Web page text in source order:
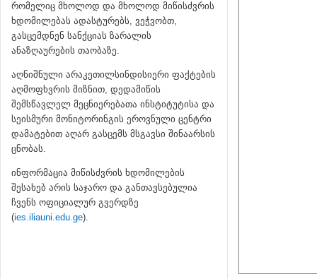
რომელიც მხოლოდ და მხოლოდ მიწისძვრის
ხდომილებას ადასტურებს, ვეჭვობთ,
გასცემდნენ სანქციას ზარალის
ანაზღაურების თაობაზე.
აღნიშნული არაკეთილსინდისიერი ფაქტების
აღმოფხვრის მიზნით, დედამიწის
შემსწავლელ მეცნიერებათა ინსტიტუტისა და
სეისმური მონიტორინგის ეროვნული ცენტრი
დამატებით აღარ გასცემს მსგავსი შინაარსის
ცნობას.
ინფორმაცია მიწისძვრის ხდომილების
შესახებ არის საჯარო და განთავსებულია
ჩვენს ოფიციალურ გვერდზე
(ies.iliauni.edu.ge).